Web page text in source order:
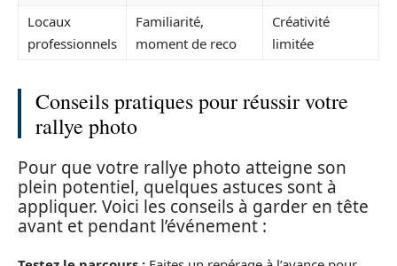
Locaux
professionnels
Familiarité,
moment de reco
Créativité
limitée
Conseils pratiques pour réussir votre
rallye photo
Pour que votre rallye photo atteigne son
plein potentiel, quelques astuces sont à
appliquer. Voici les conseils à garder en tête
avant et pendant l’événement :